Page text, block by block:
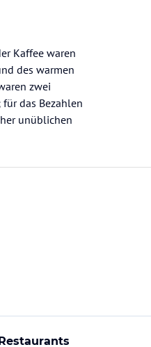
Kaffee waren
des warmen
zwei
das Bezahlen
unüblichen